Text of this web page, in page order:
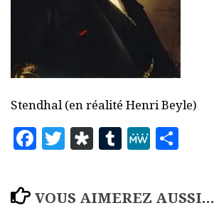
Stendhal (en réalité Henri Beyle)
Facebook
Twitter
Diaspora
Tumblr
MeWe
VOUS AIMEREZ AUSSI...